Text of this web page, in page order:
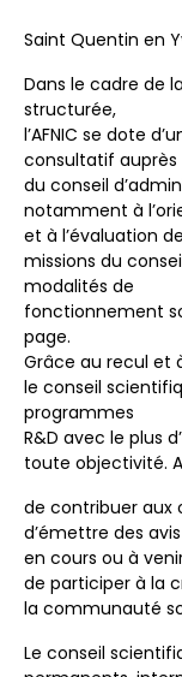
Saint Quentin en
Dans le cadre de
structurée,
l’AFNIC se dote
consultatif auprès
du conseil
notamment à
et à l’évaluation
missions du
modalités de
fonctionnement
page.
Grâce au recul et
le conseil
programmes
R&D avec le plus
toute objectivité.
de contribuer aux
d’émettre des
en cours ou à
de participer à la
la communauté
Le conseil